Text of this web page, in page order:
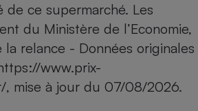
de ce supermarché. Les
du Ministère de l’Economie,
relance - Données originales
www.prix-
, mise à jour du 07/08/2026.